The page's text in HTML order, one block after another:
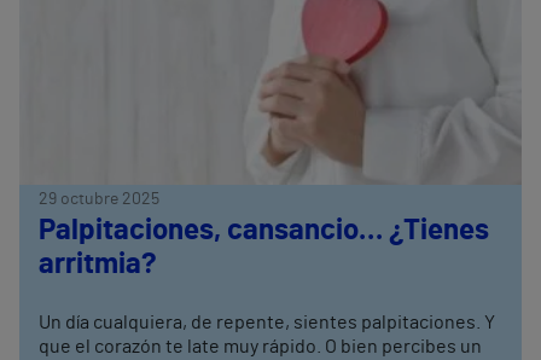
29 octubre 2025
Palpitaciones, cansancio… ¿Tienes
arritmia?
Un día cualquiera, de repente, sientes palpitaciones. Y
que el corazón te late muy rápido. O bien percibes un